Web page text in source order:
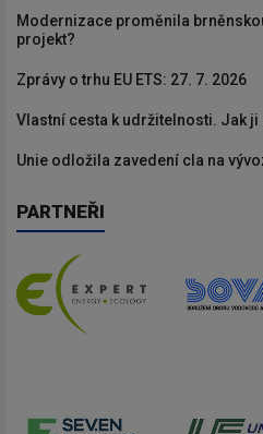
Modernizace proměnila
projekt?
Zprávy o trhu EU ETS: 27. 7. 2026
Vlastní cesta k udržitelnosti. Jak ji
Unie odložila zavedení cla na
PARTNEŘI